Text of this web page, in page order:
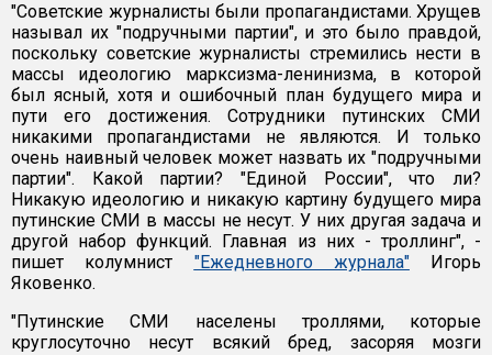
"Советские журналисты были пропагандистами. Хрущев
называл их "подручными партии", и это было правдой,
поскольку советские журналисты стремились нести в
массы идеологию марксизма-ленинизма, в которой
был ясный, хотя и ошибочный план будущего мира и
пути его достижения. Сотрудники путинских СМИ
никакими пропагандистами не являются. И только
очень наивный человек может назвать их "подручными
партии". Какой партии? "Единой России", что ли?
Никакую идеологию и никакую картину будущего мира
путинские СМИ в массы не несут. У них другая задача и
другой набор функций. Главная из них - троллинг", -
пишет колумнист "Ежедневного журнала"Игорь
Яковенко.
"Путинские СМИ населены троллями, которые
круглосуточно несут всякий бред, засоряя мозги